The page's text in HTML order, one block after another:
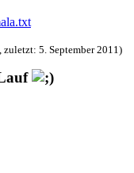
zuletzt: 5. September 2011)